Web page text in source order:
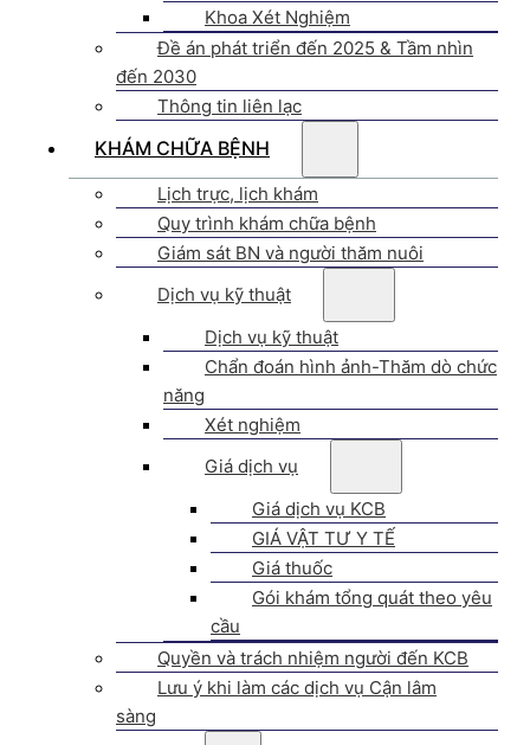
Khoa Xét Nghiệm
Đề án phát triển đến 2025 & Tầm nhìn
đến 2030
Thông tin liên lạc
KHÁM CHỮA BỆNH
Lịch trực, lịch khám
Quy trình khám chữa bệnh
Giám sát BN và người thăm nuôi
Dịch vụ kỹ thuật
Dịch vụ kỹ thuật
Chẩn đoán hình ảnh-Thăm dò chức
năng
Xét nghiệm
Giá dịch vụ
Giá dịch vụ KCB
GIÁ VẬT TƯ Y TẾ
Giá thuốc
Gói khám tổng quát theo yêu
cầu
Quyền và trách nhiệm người đến KCB
Lưu ý khi làm các dịch vụ Cận lâm
sàng